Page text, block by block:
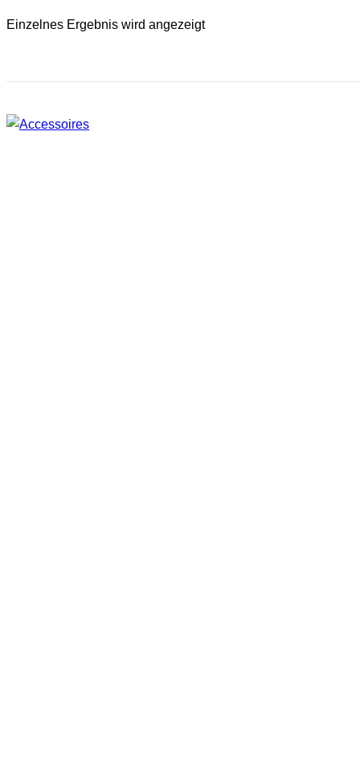
Einzelnes Ergebnis wird angezeigt